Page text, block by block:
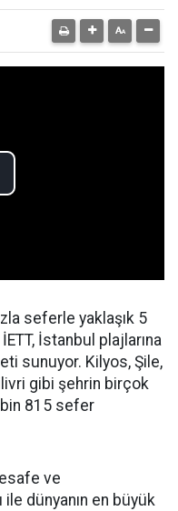
seferle yaklaşık 5
İstanbul plajlarına
sunuyor. Kilyos, Şile,
gibi şehrin birçok
815 sefer
ve
dünyanın en büyük